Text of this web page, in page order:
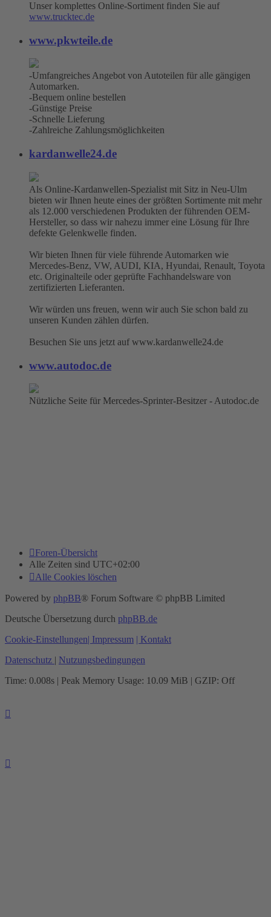
Unser komplettes Online-Sortiment finden Sie auf
www.trucktec.de
www.pkwteile.de
-Umfangreiches Angebot von Autoteilen für alle gängigen
Automarken.
-Bequem online bestellen
-Günstige Preise
-Schnelle Lieferung
-Zahlreiche Zahlungsmöglichkeiten
kardanwelle24.de
Als Online-Kardanwellen-Spezialist mit Sitz in Neu-Ulm
bieten wir Ihnen heute eines der größten Sortimente mit mehr
als 12.000 verschiedenen Produkten der führenden OEM-
Hersteller, so dass wir nahezu immer eine Lösung für Ihre
defekte Gelenkwelle finden.
Wir bieten Ihnen für viele führende Automarken wie
Mercedes-Benz, VW, AUDI, KIA, Hyundai, Renault, Toyota
etc. Originalteile oder geprüfte Fachhandelsware von
zertifizierten Lieferanten.
Wir würden uns freuen, wenn wir auch Sie schon bald zu
unseren Kunden zählen dürfen.
Besuchen Sie uns jetzt auf www.kardanwelle24.de
www.autodoc.de
Nützliche Seite für Mercedes-Sprinter-Besitzer - Autodoc.de
Foren-Übersicht
Alle Zeiten sind UTC+02:00
Alle Cookies löschen
Powered by phpBB® Forum Software © phpBB Limited
Deutsche Übersetzung durch phpBB.de
Cookie-Einstellungen| Impressum | Kontakt
Datenschutz | Nutzungsbedingungen
Time: 0.008s | Peak Memory Usage: 10.09 MiB | GZIP: Off